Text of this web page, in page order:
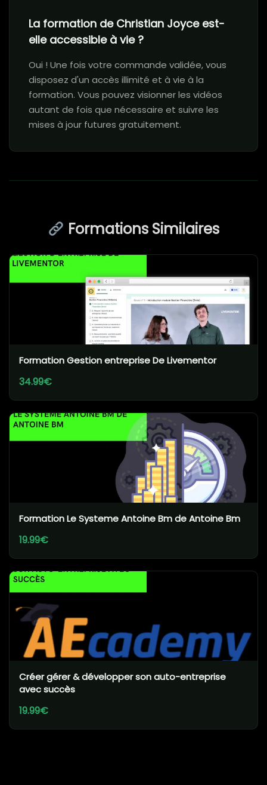
La formation de Christian Joyce est-
elle accessible à vie ?
Oui ! Une fois votre commande validée, vous
disposez d'un accès illimité et à vie à la
formation. Vous pouvez visionner les vidéos
autant de fois que nécessaire et suivre les
mises à jour futures gratuitement.
Formations Similaires
Formation Gestion entreprise De Livementor
34.99€
Formation Le Systeme Antoine Bm de Antoine Bm
19.99€
Créer gérer & développer son auto-entreprise
avec succès
19.99€